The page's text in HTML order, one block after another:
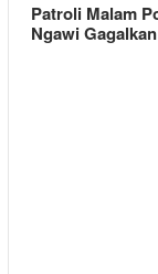
Patroli Malam
Ngawi